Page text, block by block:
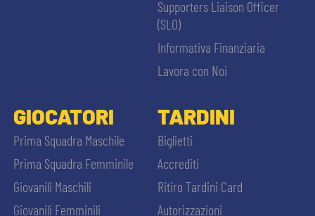
Supporters Liaison Officer
(SLO)
Informativa Finanziaria
Lavora con Noi
GIOCATORI
Prima Squadra Maschile
Prima Squadra Femminile
Giovanili Maschili
Giovanili Femminili
TARDINI
Biglietti
Accrediti
Ritiro Tardini Card
Autorizzazioni